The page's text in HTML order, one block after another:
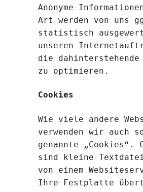
Anonyme
Art werden von uns
statistisch
unseren
die dahinterstehende
zu optimieren.
Cookies
Wie viele andere
verwenden wir auch
genannte „Cookies“.
sind kleine
von einem
Ihre Festplatte